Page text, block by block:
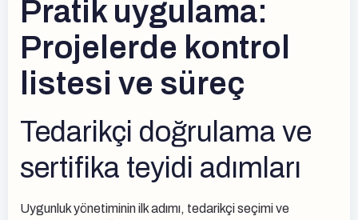
Pratik uygulama:
Projelerde kontrol
listesi ve süreç
Tedarikçi doğrulama ve
sertifika teyidi adımları
Uygunluk yönetiminin ilk adımı, tedarikçi seçimi ve